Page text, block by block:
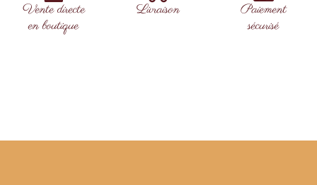
Vente directe
en boutique
Livraison
Paiement
sécurisé